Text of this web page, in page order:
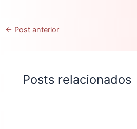
← Post anterior
Posts relacionados